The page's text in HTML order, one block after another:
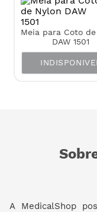
Meia para Coto
DAW 1501
A MedicalShop